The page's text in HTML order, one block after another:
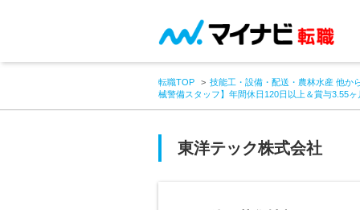
転職TOP
技能工・設備・配送・農林水産 他か
械警備スタッフ】年間休日120日以上＆賞与3.55
東洋テック株式会社